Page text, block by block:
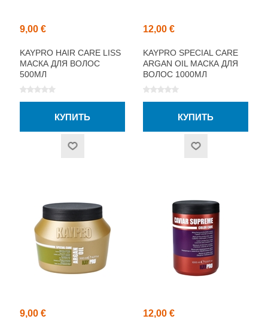
9,00 €
KAYPRO HAIR CARE LISS
МАСКА ДЛЯ ВОЛОС
500МЛ
12,00 €
KAYPRO SPECIAL CARE
ARGAN OIL МАСКА ДЛЯ
ВОЛОС 1000МЛ
9,00 € 12,00 €